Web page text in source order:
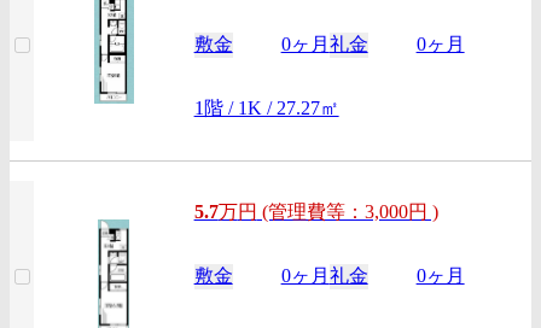
敷金 0ヶ月 礼金 0ヶ月
1階 / 1K / 27.27㎡
5.7万円 (管理費等：3,000円 )
敷金 0ヶ月 礼金 0ヶ月